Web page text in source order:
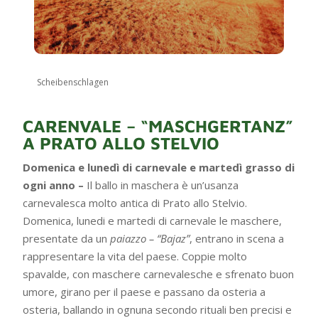
Scheibenschlagen
CARENVALE – “MASCHGERTANZ”
A PRATO ALLO STELVIO
Domenica e lunedì di carnevale e martedì grasso di
ogni anno – Il ballo in maschera è un’usanza
carnevalesca molto antica di Prato allo Stelvio.
Domenica, lunedi e martedi di carnevale le maschere,
presentate da unpaiazzo – “Bajaz”, entrano in scena a
rappresentare la vita del paese. Coppie molto
spavalde, con maschere carnevalesche e sfrenato buon
umore, girano per il paese e passano da osteria a
osteria, ballando in ognuna secondo rituali ben precisi e